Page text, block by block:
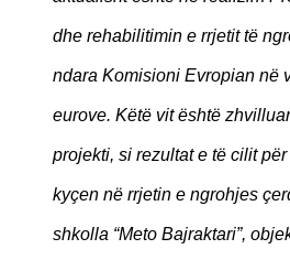
dhe rehabilitimin e rrjetit të
ndara Komisioni Evropian në
eurove. Këtë vit është
projekti, si rezultat e të cilit
kyçen në rrjetin e ngrohjes
shkolla “Meto Bajraktari”,